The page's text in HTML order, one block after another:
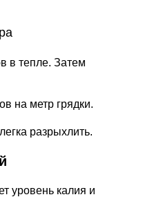
в тепле. Затем
на метр грядки.
разрыхлить.
уровень калия и